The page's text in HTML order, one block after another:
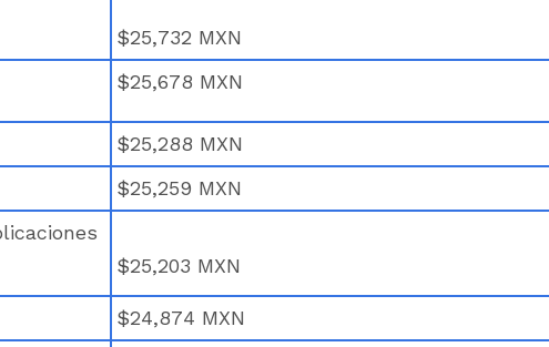
$25,732 MXN
$25,678 MXN
$25,288 MXN
$25,259 MXN
$25,203 MXN
$24,874 MXN